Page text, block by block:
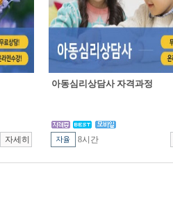
아동심리상담사 자격과정
8시간